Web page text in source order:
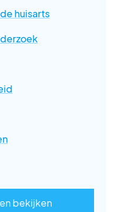
huisarts
bekijken